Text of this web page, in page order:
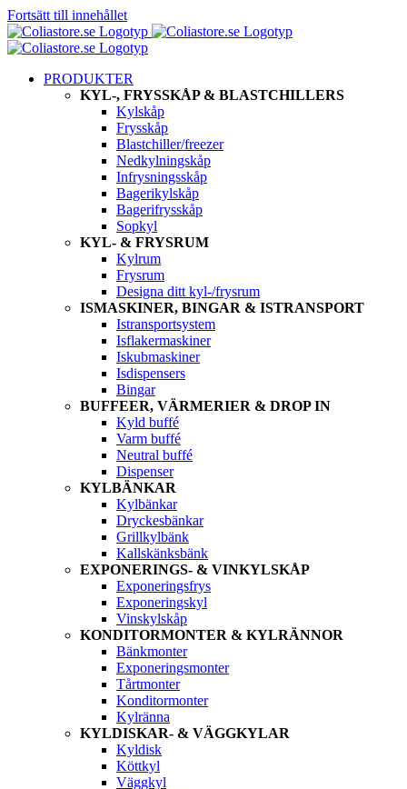
Fortsätt till innehållet
PRODUKTER
KYL-, FRYSSKÅP & BLASTCHILLERS
Kylskåp
Frysskåp
Blastchiller/freezer
Nedkylningskåp
Infrysningsskåp
Bagerikylskåp
Bagerifrysskåp
Sopkyl
KYL- & FRYSRUM
Kylrum
Frysrum
Designa ditt kyl-/frysrum
ISMASKINER, BINGAR & ISTRANSPORT
Istransportsystem
Isflakermaskiner
Iskubmaskiner
Isdispensers
Bingar
BUFFEER, VÄRMERIER & DROP IN
Kyld buffé
Varm buffé
Neutral buffé
Dispenser
KYLBÄNKAR
Kylbänkar
Dryckesbänkar
Grillkylbänk
Kallskänksbänk
EXPONERINGS- & VINKYLSKÅP
Exponeringsfrys
Exponeringskyl
Vinskylskåp
KONDITORMONTER & KYLRÄNNOR
Bänkmonter
Exponeringsmonter
Tårtmonter
Konditormonter
Kylränna
KYLDISKAR- & VÄGGKYLAR
Kyldisk
Köttkyl
Väggkyl